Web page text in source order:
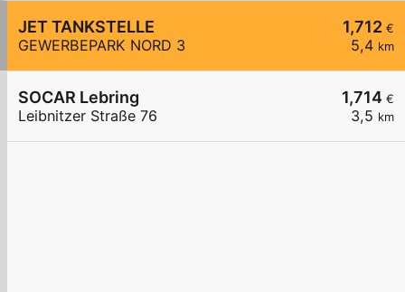
1,712 €
5,4 km
JET TANKSTELLE
GEWERBEPARK NORD 3
1,714 €
3,5 km
SOCAR Lebring
Leibnitzer Straße 76